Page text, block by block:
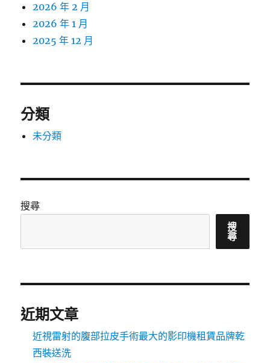
2026 年 2 月
2026 年 1 月
2025 年 12 月
分類
未分類
搜尋
搜
尋
近期文章
近視雷射的腹部拉皮手術最大的影印機租賃品牌乾
西裝送洗